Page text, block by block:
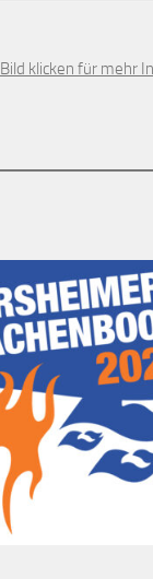
Bild klicken für mehr